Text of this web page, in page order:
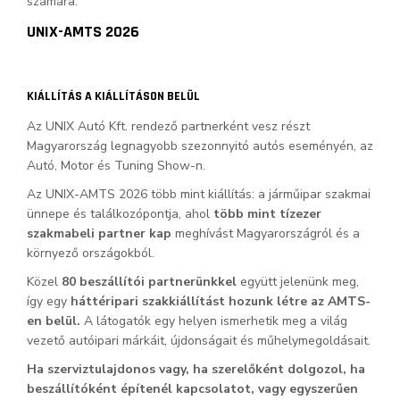
UNIX-AMTS 2026
KIÁLLÍTÁS A KIÁLLÍTÁSON BELÜL
Az UNIX Autó Kft. rendező partnerként vesz részt
Magyarország legnagyobb szezonnyitó autós eseményén, az
Autó, Motor és Tuning Show-n.
Az UNIX-AMTS 2026 több mint kiállítás: a járműipar szakmai
ünnepe és találkozópontja, ahol több mint tízezer
szakmabeli partner kap meghívást Magyarországról és a
környező országokból.
Közel 80 beszállítói partnerünkkel együtt jelenünk meg,
így egy háttéripari szakkiállítást hozunk létre az AMTS-
en belül. A látogatók egy helyen ismerhetik meg a világ
vezető autóipari márkáit, újdonságait és műhelymegoldásait.
Ha szerviztulajdonos vagy, ha szerelőként dolgozol, ha
beszállítóként építenél kapcsolatot, vagy egyszerűen